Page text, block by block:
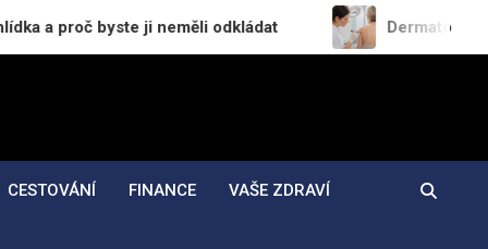
ji neměli odkládat Dermatochirurgie v praxi:
CESTOVÁNÍ FINANCE VAŠE ZDRAVÍ